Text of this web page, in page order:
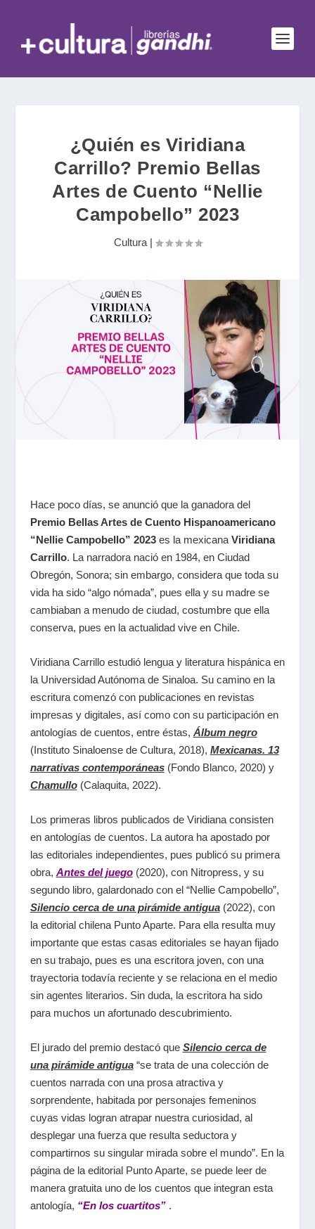
¿Quién es Viridiana
Carrillo? Premio Bellas
Artes de Cuento “Nellie
Campobello” 2023
Cultura|
Hace poco días, se anunció que la ganadora del
Premio Bellas Artes de Cuento Hispanoamericano
“Nellie Campobello” 2023es la mexicana Viridiana
Carrillo. La narradora nació en 1984, en Ciudad
Obregón, Sonora; sin embargo, considera que toda su
vida ha sido “algo nómada”, pues ella y su madre se
cambiaban a menudo de ciudad, costumbre que ella
conserva, pues en la actualidad vive en Chile.
Viridiana Carrillo estudió lengua y literatura hispánica en
la Universidad Autónoma de Sinaloa. Su camino en la
escritura comenzó con publicaciones en revistas
impresas y digitales, así como con su participación en
antologías de cuentos, entre éstas, Álbum negro
(Instituto Sinaloense de Cultura, 2018), Mexicanas. 13
narrativas contemporáneas (Fondo Blanco, 2020) y
Chamullo(Calaquita, 2022).
Los primeras libros publicados de Viridiana consisten
en antologías de cuentos. La autora ha apostado por
las editoriales independientes, pues publicó su primera
obra, Antes del juego(2020), con Nitropress, y su
segundo libro, galardonado con el “Nellie Campobello”,
Silencio cerca de una pirámide antigua(2022), con
la editorial chilena Punto Aparte. Para ella resulta muy
importante que estas casas editoriales se hayan fijado
en su trabajo, pues es una escritora joven, con una
trayectoria todavía reciente y se relaciona en el medio
sin agentes literarios. Sin duda, la escritora ha sido
para muchos un afortunado descubrimiento.
El jurado del premio destacó que Silencio cerca de
una pirámide antigua“se trata de una colección de
cuentos narrada con una prosa atractiva y
sorprendente, habitada por personajes femeninos
cuyas vidas logran atrapar nuestra curiosidad, al
desplegar una fuerza que resulta seductora y
compartirnos su singular mirada sobre el mundo”. En la
página de la editorial Punto Aparte, se puede leer de
manera gratuita uno de los cuentos que integran esta
antología, “En los cuartitos”.